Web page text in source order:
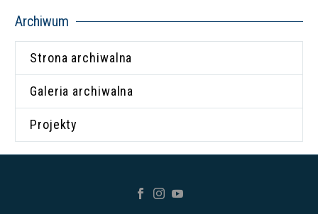
Archiwum
Strona archiwalna
Galeria archiwalna
Projekty